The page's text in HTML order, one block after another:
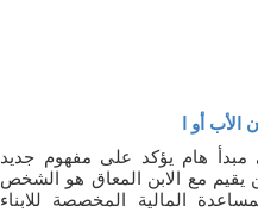
أو ا
مبدأ هام يؤكد على مفهوم جديد
يقيم مع الابن المعاق هو الشخص
المالية المخصصة للابناء